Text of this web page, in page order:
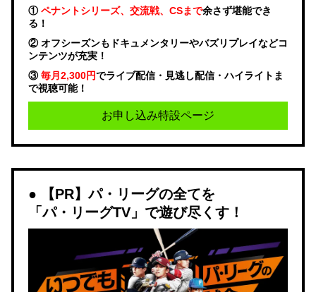
①ペナントシリーズ、交流戦、CSまで余さず堪能でき
る！
② オフシーズンもドキュメンタリーやバズリプレイなどコ
ンテンツが充実！
③毎月2,300円でライブ配信・見逃し配信・ハイライトま
で視聴可能！
お申し込み特設ページ
【PR】パ・リーグの全てを
「パ・リーグTV」で遊び尽くす！